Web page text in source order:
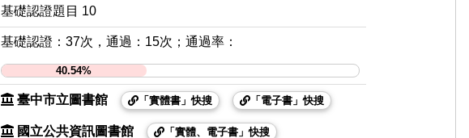
基礎認證題目 10
基礎認證：37次，通過：15次；通過率：
40.54%
臺中市立圖書館 「實體書」快搜 「電子書」快搜
國立公共資訊圖書館 「實體、電子書」快搜